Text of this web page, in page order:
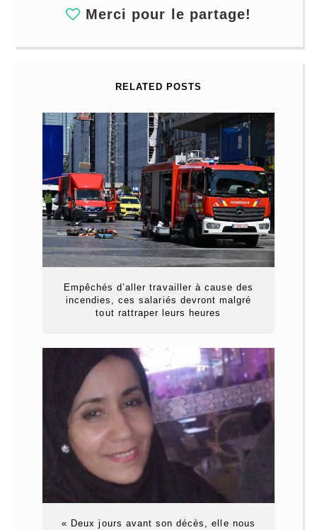
Merci pour le partage!
RELATED POSTS
Empêchés d’aller travailler à cause des
incendies, ces salariés devront malgré
tout rattraper leurs heures
« Deux jours avant son décès, elle nous